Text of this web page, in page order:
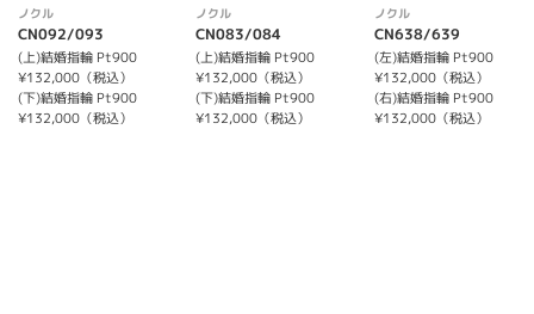
ノクル
CN092/093
(上)結婚指輪 Pt900
¥132,000（税込）
(下)結婚指輪 Pt900
¥132,000（税込）
ノクル
CN083/084
(上)結婚指輪 Pt900
¥132,000（税込）
(下)結婚指輪 Pt900
¥132,000（税込）
ノクル
CN638/639
(左)結婚指輪 Pt900
¥132,000（税込）
(右)結婚指輪 Pt900
¥132,000（税込）